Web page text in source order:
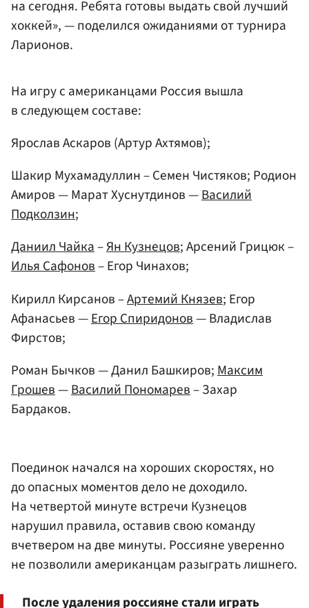
на сегодня. Ребята готовы выдать свой лучший
хоккей», — поделился ожиданиями от турнира
Ларионов.
На игру с американцами Россия вышла
в следующем составе:
Ярослав Аскаров (Артур Ахтямов);
Шакир Мухамадуллин – Семен Чистяков; Родион
Амиров — Марат Хуснутдинов —Василий
Подколзин;
Даниил Чайка–Ян Кузнецов; Арсений Грицюк –
Илья Сафонов– Егор Чинахов;
Кирилл Кирсанов –Артемий Князев; Егор
Афанасьев —Егор Спиридонов— Владислав
Фирстов;
Роман Бычков — Данил Башкиров;Максим
Грошев—Василий Пономарев– Захар
Бардаков.
Поединок начался на хороших скоростях, но
до опасных моментов дело не доходило.
На четвертой минуте встречи Кузнецов
нарушил правила, оставив свою команду
вчетвером на две минуты. Россияне уверенно
не позволили американцам разыграть лишнего.
После удаления россияне стали играть